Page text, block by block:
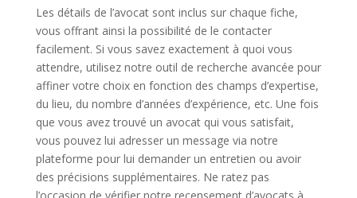
Les détails de l’avocat sont inclus sur chaque fiche,
vous offrant ainsi la possibilité de le contacter
facilement. Si vous savez exactement à quoi vous
attendre, utilisez notre outil de recherche avancée pour
affiner votre choix en fonction des champs d’expertise,
du lieu, du nombre d’années d’expérience, etc. Une fois
que vous avez trouvé un avocat qui vous satisfait,
vous pouvez lui adresser un message via notre
plateforme pour lui demander un entretien ou avoir
des précisions supplémentaires. Ne ratez pas